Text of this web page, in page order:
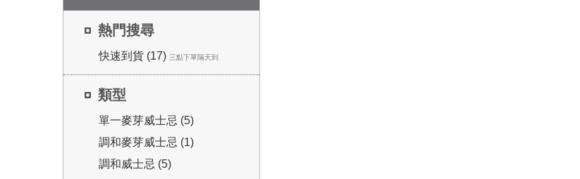
熱門搜尋
快速到貨 (17) 三點下單隔天到
類型
單一麥芽威士忌 (5)
調和麥芽威士忌 (1)
調和威士忌 (5)